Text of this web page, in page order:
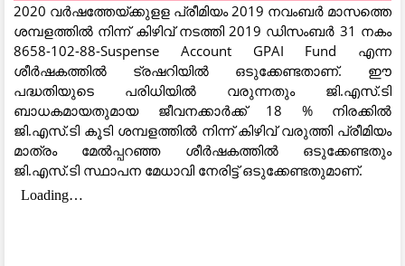
2020 വര്‍ഷത്തേയ്ക്കുളള പ്രീമിയം 2019 നവംബര്‍ മാസത്തെ
ശമ്പളത്തില്‍ നിന്ന് കിഴിവ് നടത്തി 2019 ഡിസംബര്‍ 31 നകം
8658-102-88-Suspense Account GPAI Fund എന്ന
ശീര്‍ഷകത്തില്‍ ട്രഷറിയില്‍ ഒടുക്കേണ്ടതാണ്. ഈ
പദ്ധതിയുടെ പരിധിയില്‍ വരുന്നതും ജി.എസ്.ടി
ബാധകമായതുമായ ജീവനക്കാര്‍ക്ക് 18 % നിരക്കില്‍
ജി.എസ്.ടി കൂടി ശമ്പളത്തില്‍ നിന്ന് കിഴിവ് വരുത്തി പ്രീമിയം
മാത്രം മേല്‍പ്പറഞ്ഞ ശീര്‍ഷകത്തില്‍ ഒടുക്കേണ്ടതും
ജി.എസ്.ടി സ്ഥാപന മേധാവി നേരിട്ട് ഒടുക്കേണ്ടതുമാണ്.